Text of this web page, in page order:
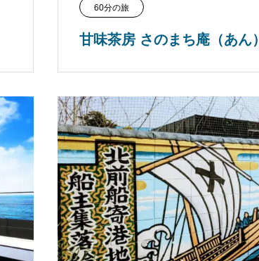
60分の旅
甘味茶房 さのまち庵（あん）